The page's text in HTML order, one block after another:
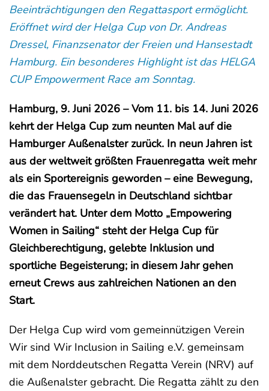
Beeinträchtigungen den Regattasport ermöglicht.
Eröffnet wird der Helga Cup von Dr. Andreas
Dressel, Finanzsenator der Freien und Hansestadt
Hamburg. Ein besonderes Highlight ist das HELGA
CUP Empowerment Race am Sonntag.
Hamburg, 9. Juni 2026 – Vom 11. bis 14. Juni 2026
kehrt der Helga Cup zum neunten Mal auf die
Hamburger Außenalster zurück. In neun Jahren ist
aus der weltweit größten Frauenregatta weit mehr
als ein Sportereignis geworden – eine Bewegung,
die das Frauensegeln in Deutschland sichtbar
verändert hat. Unter dem Motto „Empowering
Women in Sailing“ steht der Helga Cup für
Gleichberechtigung, gelebte Inklusion und
sportliche Begeisterung; in diesem Jahr gehen
erneut Crews aus zahlreichen Nationen an den
Start.
Der Helga Cup wird vom gemeinnützigen Verein
Wir sind Wir Inclusion in Sailing e.V. gemeinsam
mit dem Norddeutschen Regatta Verein (NRV) auf
die Außenalster gebracht. Die Regatta zählt zu den